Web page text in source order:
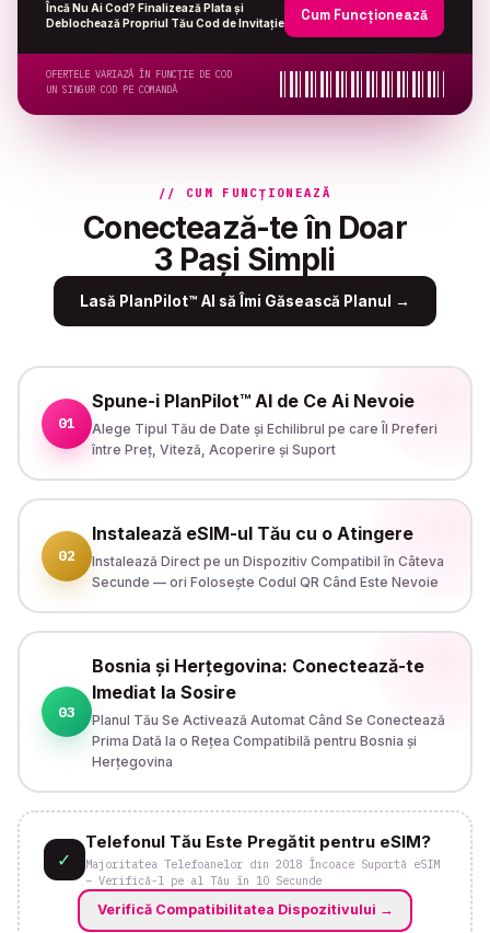
Încă Nu Ai Cod? Finalizează Plata și
Deblochează Propriul Tău Cod de Invitație
Cum Funcționează
OFERTELE VARIAZĂ ÎN FUNCȚIE DE COD
UN SINGUR COD PE COMANDĂ
// CUM FUNCȚIONEAZĂ
Conectează-te în Doar
3 Pași Simpli
Lasă PlanPilot™ AI să Îmi Găsească Planul →
01
Spune-i PlanPilot™ AI de Ce Ai Nevoie
Alege Tipul Tău de Date și Echilibrul pe care Îl Preferi
între Preț, Viteză, Acoperire și Suport
02
Instalează eSIM-ul Tău cu o Atingere
Instalează Direct pe un Dispozitiv Compatibil în Câteva
Secunde — ori Folosește Codul QR Când Este Nevoie
03
Bosnia și Herțegovina: Conectează-te
Imediat la Sosire
Planul Tău Se Activează Automat Când Se Conectează
Prima Dată la o Rețea Compatibilă pentru Bosnia și
Herțegovina
✓
Telefonul Tău Este Pregătit pentru eSIM?
Majoritatea Telefoanelor din 2018 Încoace Suportă eSIM
– Verifică-l pe al Tău în 10 Secunde
Verifică Compatibilitatea Dispozitivului →